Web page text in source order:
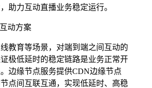
助力互动直播业务稳定运行。
动方案
教育等场景，对端到端之间互动的
极低延时的稳定链路是业务正常开
边缘节点服务提供CDN边缘节点
点间互联互通，实现低延时、高稳